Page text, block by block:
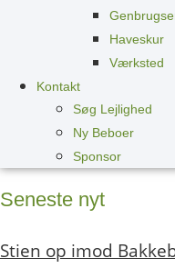
Haveskur
Værksted
Kontakt
Søg Lejlighed
Ny Beboer
Sponsor
Seneste nyt
Stien op imod